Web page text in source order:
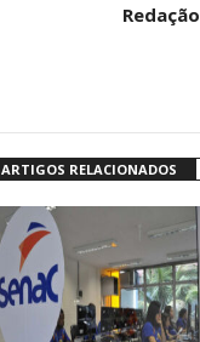
Redação
ARTIGOS RELACIONADOS